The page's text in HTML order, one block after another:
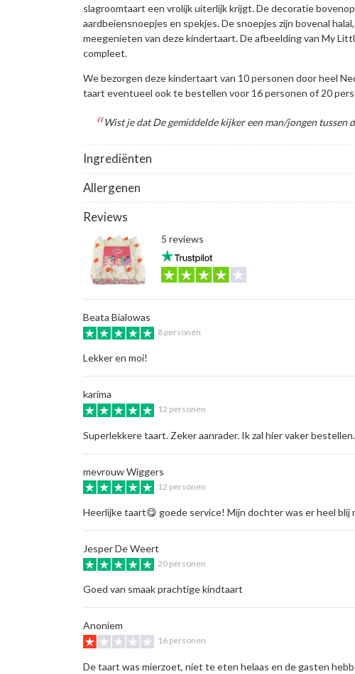
slagroomtaart een vrolijk uiterlijk krijgt. De decoratie
aardbeiensnoepjes en spekjes. De snoepjes zijn bovenal
meegenieten van deze kindertaart. De afbeelding van My
compleet.
We bezorgen deze kindertaart van 10 personen door heel
taart eventueel ook te bestellen voor 16 personen of 20
Ingrediënten
Allergenen
Wist je dat De gemiddelde kijker een man/jongen tussen
Reviews
5 reviews
Beata Bialowas
8 personen
Lekker en moi!
karima
12 personen
Superlekkere taart. Zeker aanrader. Ik zal hier vaker bestellen.
mevrouw Wiggers
12 personen
Heerlijke taart😋 goede service! Mijn dochter was er heel blij
Jesper De Weert
20 personen
Goed van smaak prachtige kindtaart
Anoniem
16 personen
De taart was mierzoet, niet te eten helaas en de gasten